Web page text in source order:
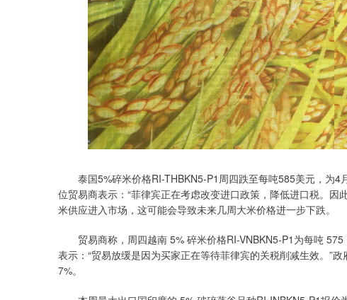
泰国5%碎米价格RI-THBKN5-P1周四跌至每吨585美元，为4
位贸易商表示：“菲律宾正在考虑改变进口政策，降低进口税。
米供应进入市场，这可能会导致未来几周大米价格进一步下跌。
贸易商称，周四越南 5% 碎米价格RI-VNBKN5-P1为每吨 575
表示：“贸易放缓是因为买家正在等待菲律宾的关税削减生效。”
7%。